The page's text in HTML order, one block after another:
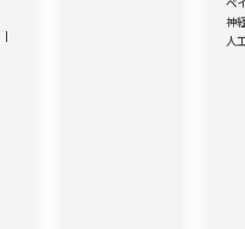
神
人